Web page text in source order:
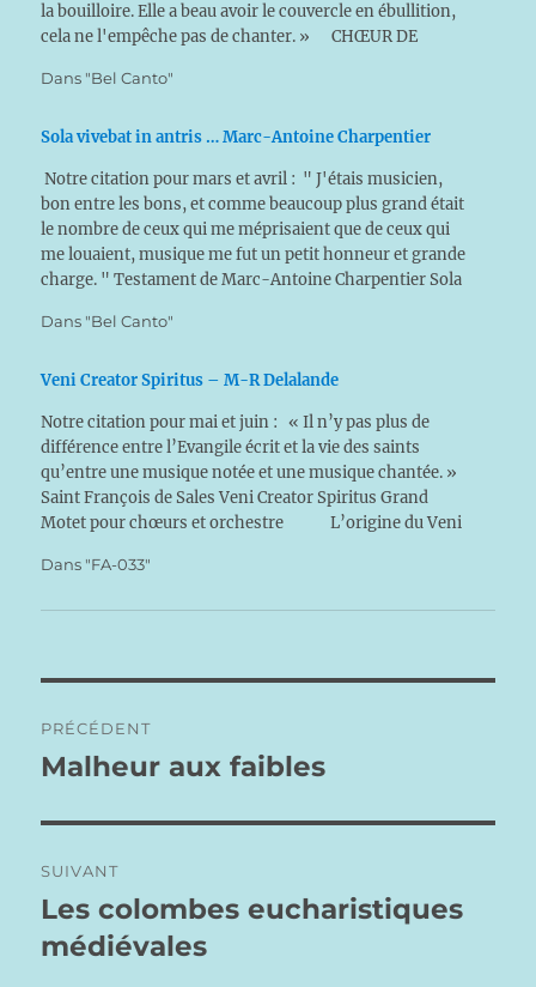
la bouilloire. Elle a beau avoir le couvercle en ébullition,
cela ne l'empêche pas de chanter. » CHŒUR DE
Dans "Bel Canto"
Sola vivebat in antris … Marc-Antoine Charpentier
Notre citation pour mars et avril : " J'étais musicien,
bon entre les bons, et comme beaucoup plus grand était
le nombre de ceux qui me méprisaient que de ceux qui
me louaient, musique me fut un petit honneur et grande
charge. " Testament de Marc-Antoine Charpentier Sola
Dans "Bel Canto"
Veni Creator Spiritus – M-R Delalande
Notre citation pour mai et juin : « Il n’y pas plus de
différence entre l’Evangile écrit et la vie des saints
qu’entre une musique notée et une musique chantée. »
Saint François de Sales Veni Creator Spiritus Grand
Motet pour chœurs et orchestre L’origine du Veni
Dans "FA-033"
de
PRÉCÉDENT
Publication
Malheur aux faibles
SUIVANT
Publication
suivante :
Les colombes eucharistiques
médiévales